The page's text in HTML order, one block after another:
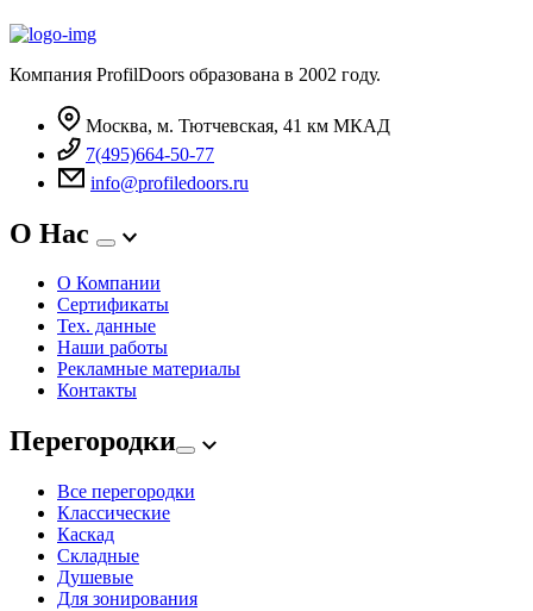
Компания ProfilDoors образована в 2002 году.
Москва, м. Тютчевская, 41 км МКАД
7(495)664-50-77
info@profiledoors.ru
О Нас
О Компании
Сертификаты
Тех. данные
Наши работы
Рекламные материалы
Контакты
Перегородки
Все перегородки
Классические
Каскад
Складные
Душевые
Для зонирования